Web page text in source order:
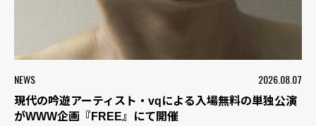
NEWS 2026.08.07
現代の吟遊アーティスト・vqによる入場無料の単独公演
がWWW企画『FREE』にて開催